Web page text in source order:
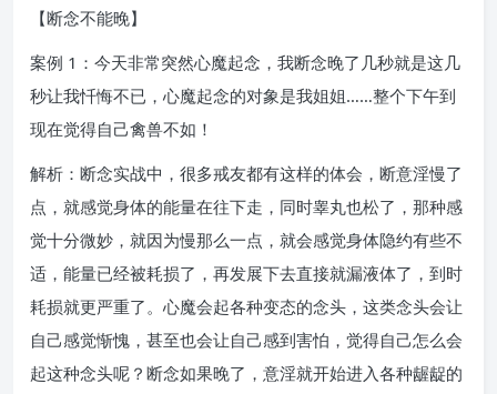
【断念不能晚】
案例 1：今天非常突然心魔起念，我断念晚了几秒就是这几
秒让我忏悔不已，心魔起念的对象是我姐姐……整个下午到
现在觉得自己禽兽不如！
解析：断念实战中，很多戒友都有这样的体会，断意淫慢了
点，就感觉身体的能量在往下走，同时睾丸也松了，那种感
觉十分微妙，就因为慢那么一点，就会感觉身体隐约有些不
适，能量已经被耗损了，再发展下去直接就漏液体了，到时
耗损就更严重了。心魔会起各种变态的念头，这类念头会让
自己感觉惭愧，甚至也会让自己感到害怕，觉得自己怎么会
起这种念头呢？断念如果晚了，意淫就开始进入各种龌龊的